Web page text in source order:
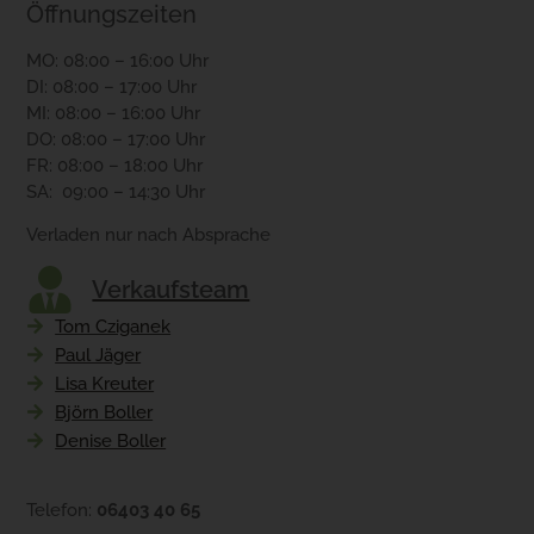
Öffnungszeiten
MO: 08:00 – 16:00 Uhr
DI: 08:00 – 17:00 Uhr
MI: 08:00 – 16:00 Uhr
DO: 08:00 – 17:00 Uhr
FR: 08:00 – 18:00 Uhr
SA: 09:00 – 14:30 Uhr
Verladen nur nach Absprache
Verkaufsteam
Tom Cziganek
Paul Jäger
Lisa Kreuter
Björn Boller
Denise Boller
Telefon: 06403 40 65